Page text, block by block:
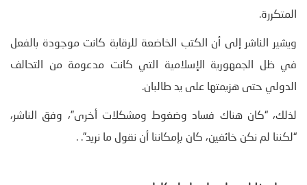
المتكررة.
ويشير الناشر إلى أن الكتب الخاضعة للرقابة كانت موجودة بالفعل
في ظل الجمهورية الإسلامية التي كانت مدعومة من التحالف
الدولي حتى هزيمتها على يد طالبان.
لذلك، “كان هناك فساد وضغوط ومشكلات أخرى”، وفق الناشر،
“لكننا لم نكن خائفين، كان بإمكاننا أن نقول ما نريد”. .